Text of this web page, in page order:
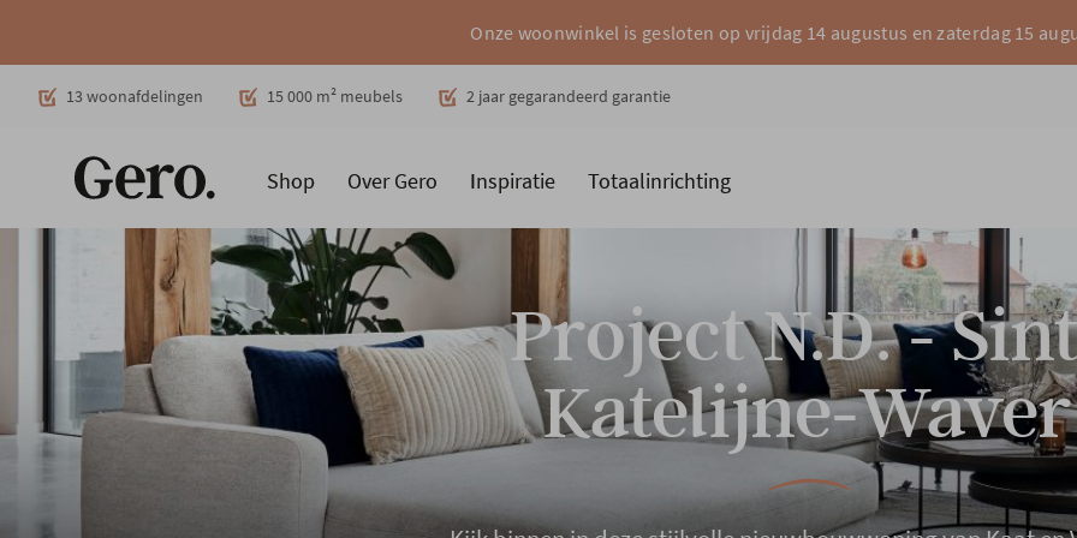
Onze woonwinkel is gesloten op vrijdag 14 augustus en zaterdag 15
13 woonafdelingen 15 000 m² meubels 2 jaar gegarandeerd garantie
Shop Over Gero Inspiratie Totaalinrichting
Promoties Producten Cadeaubon Woonstijlen Ruimtes Merken
Project N.D. -
Katelijne-Waver